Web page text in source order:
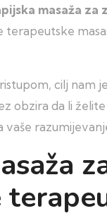
masaža za
cilj nam
obzira da li
vaše